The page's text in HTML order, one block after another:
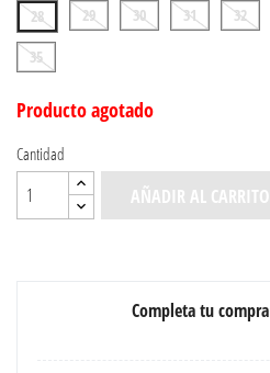
28 29 30 31 32
35
Producto agotado
Cantidad
AÑADIR AL CARRITO
Completa tu compra